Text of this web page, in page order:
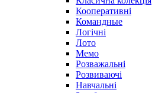
Кооперативні
Командные
Логічні
Лото
Мемо
Розважальні
Розвиваючі
Навчальні